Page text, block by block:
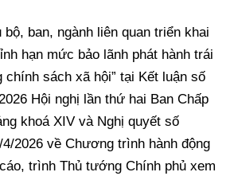
ban, ngành liên quan triển khai
hạn mức bảo lãnh phát hành trái
chính sách xã hội” tại Kết luận số
Hội nghị lần thứ hai Ban Chấp
khoá XIV và Nghị quyết số
2026 về Chương trình hành động
trình Thủ tướng Chính phủ xem